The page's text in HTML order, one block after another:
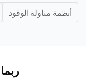
أنظمة مناولة الوقود